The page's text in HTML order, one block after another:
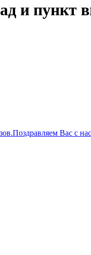
и пункт
Поздравляем Вас с